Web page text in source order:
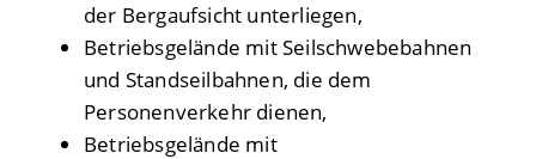
der Bergaufsicht unterliegen,
Betriebsgelände mit Seilschwebebahnen
und Standseilbahnen, die dem
Personenverkehr dienen,
Betriebsgelände mit